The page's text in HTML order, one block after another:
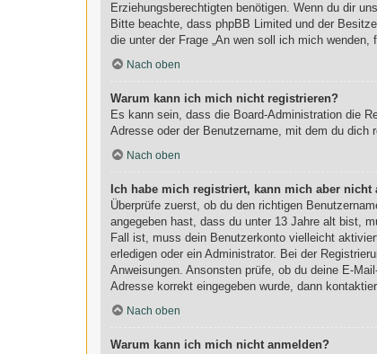
Erziehungsberechtigten benötigen. Wenn du dir
Bitte beachte, dass phpBB Limited und der
die unter der Frage „An wen soll ich mich
Nach oben
Warum kann ich mich nicht registrieren?
Es kann sein, dass die Board-Administration die
Adresse oder der Benutzername, mit dem du dich
Nach oben
Ich habe mich registriert, kann mich aber nicht
Überprüfe zuerst, ob du den richtigen
angegeben hast, dass du unter 13 Jahre alt bist,
Fall ist, muss dein Benutzerkonto vielleicht
erledigen oder ein Administrator. Bei der
Anweisungen. Ansonsten prüfe, ob du deine E-
Adresse korrekt eingegeben wurde, dann
Nach oben
Warum kann ich mich nicht anmelden?